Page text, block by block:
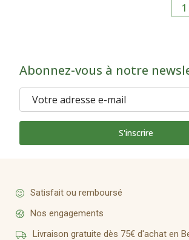
1
Abonnez-vous à notre
S'inscrire
Satisfait ou remboursé
Nos engagements
Livraison gratuite dès 75€ d'achat en